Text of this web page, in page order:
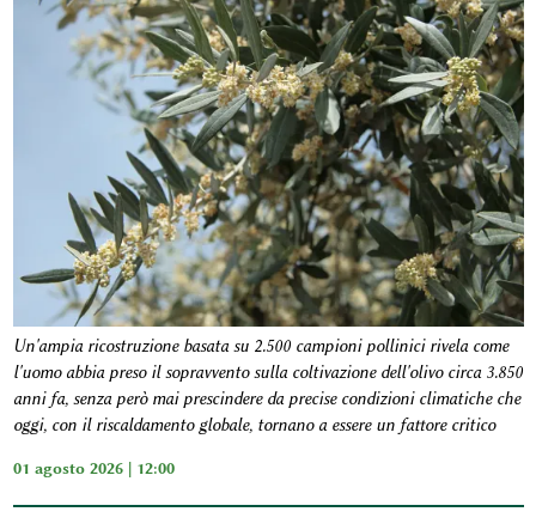
Un'ampia ricostruzione basata su 2.500 campioni pollinici rivela come
l'uomo abbia preso il sopravvento sulla coltivazione dell'olivo circa 3.850
anni fa, senza però mai prescindere da precise condizioni climatiche che
oggi, con il riscaldamento globale, tornano a essere un fattore critico
01 agosto 2026 | 12:00